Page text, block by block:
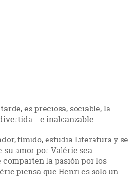
es preciosa, sociable, la
e inalcanzable.
tímido, estudia Literatura y se
su amor por Valérie sea
comparten la pasión por los
piensa que Henri es solo un